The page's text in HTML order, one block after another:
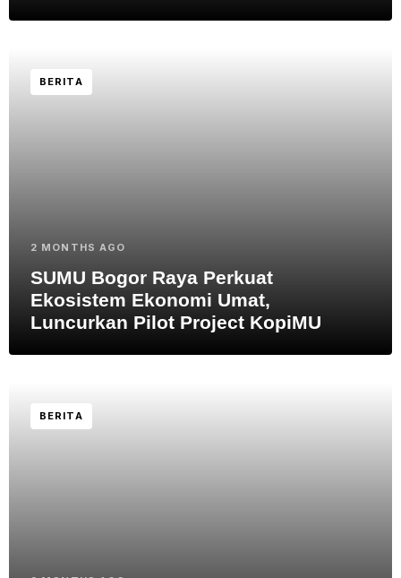
BERITA
2 MONTHS AGO
SUMU Bogor Raya Perkuat
Ekosistem Ekonomi Umat,
Luncurkan Pilot Project KopiMU
BERITA